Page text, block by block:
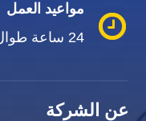
مواعيد العمل
24 ساعة طوال أيام الأسبوع
عن الشركة